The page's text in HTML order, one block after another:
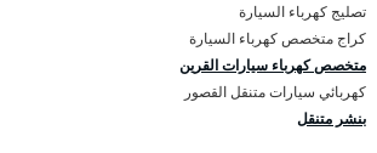
تصليج كهرباء السيارة
كراج متخصص كهرباء السيارة
متخصص كهرباء سيارات القرين
كهربائي سيارات متنقل القصور
بنشر متنقل